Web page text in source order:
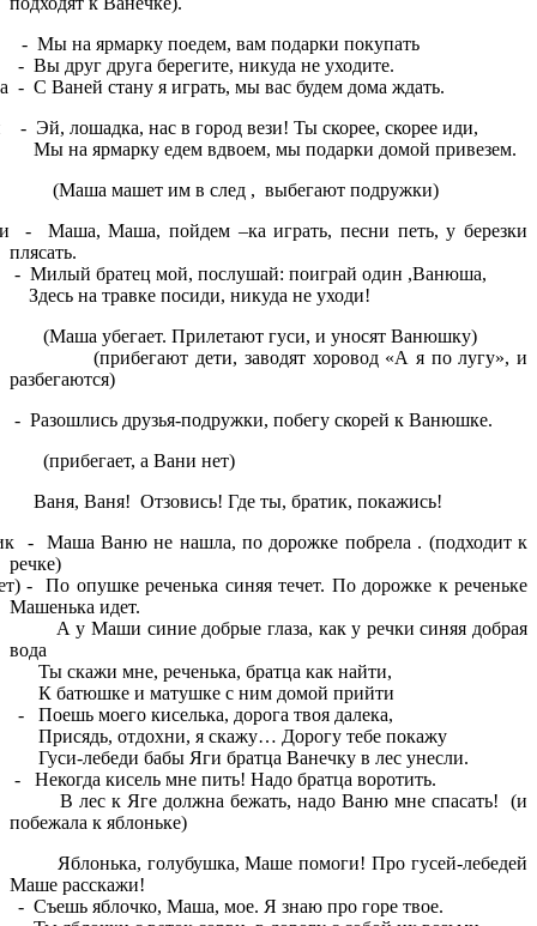
Мы на ярмарку поедем, вам подарки покупать
Вы друг друга берегите, никуда не уходите.
- С Ваней стану я играть, мы вас будем дома ждать.
- Эй, лошадка, нас в город вези! Ты скорее, скорее иди,
едем вдвоем, мы подарки домой привезем.
им в след , выбегают подружки)
- Маша, Маша, пойдем –ка играть, песни петь, у березки
плясать.
братец мой, послушай: поиграй один ,Ванюша,
травке посиди, никуда не уходи!
Прилетают гуси, и уносят Ванюшку)
дети, заводят хоровод «А я по лугу», и
разбегаются)
друзья-подружки, побегу скорей к Ванюшке.
а Вани нет)
Отзовись! Где ты, братик, покажись!
- Маша Ваню не нашла, по дорожке побрела . (подходит к
речке)
- По опушке реченька синяя течет. По дорожке к реченьке
Машенька идет.
синие добрые глаза, как у речки синяя добрая
вода
мне, реченька, братца как найти,
и матушке с ним домой прийти
моего киселька, дорога твоя далека,
отдохни, я скажу… Дорогу тебе покажу
бабы Яги братца Ванечку в лес унесли.
кисель мне пить! Надо братца воротить.
Яге должна бежать, надо Ваню мне спасать! (и
побежала к яблоньке)
голубушка, Маше помоги! Про гусей-лебедей
Маше расскажи!
яблочко, Маша, мое. Я знаю про горе твое.